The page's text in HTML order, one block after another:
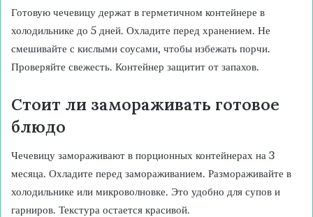
Готовую чечевицу держат в герметичном контейнере в
холодильнике до 5 дней. Охладите перед хранением. Не
смешивайте с кислыми соусами, чтобы избежать порчи.
Проверяйте свежесть. Контейнер защитит от запахов.
Стоит ли замораживать готовое
блюдо
Чечевицу замораживают в порционных контейнерах на 3
месяца. Охладите перед замораживанием. Размораживайте в
холодильнике или микроволновке. Это удобно для супов и
гарниров. Текстура остается красивой.